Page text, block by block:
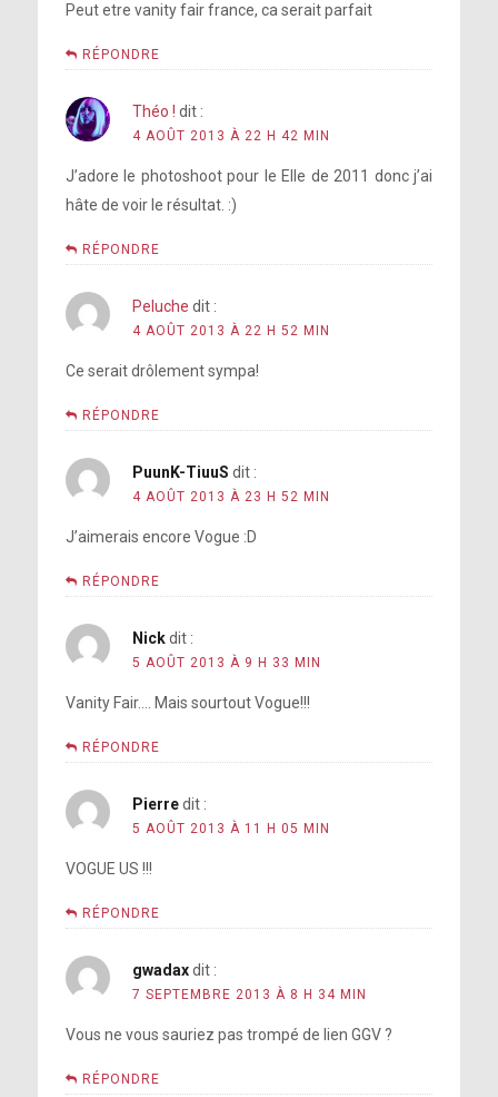
Peut etre vanity fair france, ca serait parfait
RÉPONDRE
Théo ! dit :
4 AOÛT 2013 À 22 H 42 MIN
J’adore le photoshoot pour le Elle de 2011 donc j’ai
hâte de voir le résultat. :)
RÉPONDRE
Peluche dit :
4 AOÛT 2013 À 22 H 52 MIN
Ce serait drôlement sympa!
RÉPONDRE
PuunK-TiuuS dit :
4 AOÛT 2013 À 23 H 52 MIN
J’aimerais encore Vogue :D
RÉPONDRE
Nick dit :
5 AOÛT 2013 À 9 H 33 MIN
Vanity Fair…. Mais sourtout Vogue!!!
RÉPONDRE
Pierre dit :
5 AOÛT 2013 À 11 H 05 MIN
VOGUE US !!!
RÉPONDRE
gwadax dit :
7 SEPTEMBRE 2013 À 8 H 34 MIN
Vous ne vous sauriez pas trompé de lien GGV ?
RÉPONDRE